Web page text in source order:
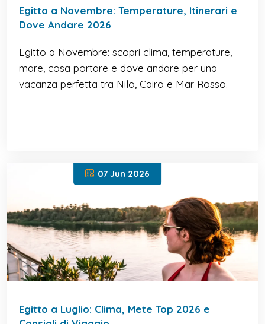
Egitto a Novembre: Temperature, Itinerari e
Dove Andare 2026
Egitto a Novembre: scopri clima, temperature,
mare, cosa portare e dove andare per una
vacanza perfetta tra Nilo, Cairo e Mar Rosso.
07 Jun 2026
Egitto a Luglio: Clima, Mete Top 2026 e